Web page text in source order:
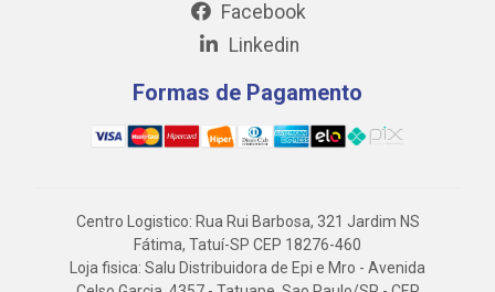
Facebook
Linkedin
Formas de Pagamento
Centro Logistico: Rua Rui Barbosa, 321 Jardim NS
Fátima, Tatuí-SP CEP 18276-460
Loja fisica: Salu Distribuidora de Epi e Mro - Avenida